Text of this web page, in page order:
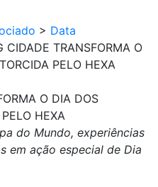
> Data
CIDADE TRANSFORMA O
PELO HEXA
O DIA DOS
HEXA
do Mundo, experiências
em ação especial de Dia